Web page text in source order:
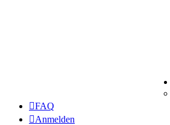
FAQ
Anmelden